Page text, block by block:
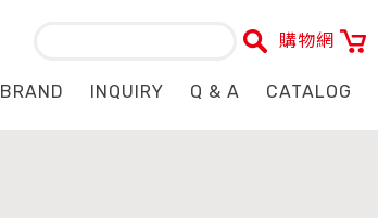
購物網
BRAND INQUIRY Q & A CATALOG